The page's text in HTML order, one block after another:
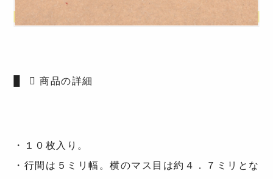
商品の詳細
・１０枚入り。
・行間は５ミリ幅。横のマス目は約４．７ミリとな